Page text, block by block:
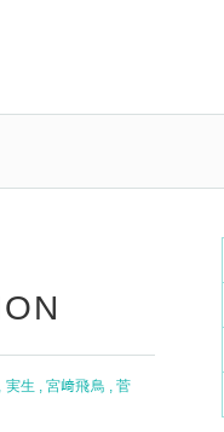
, 実生 ,宮﨑飛鳥 ,菅